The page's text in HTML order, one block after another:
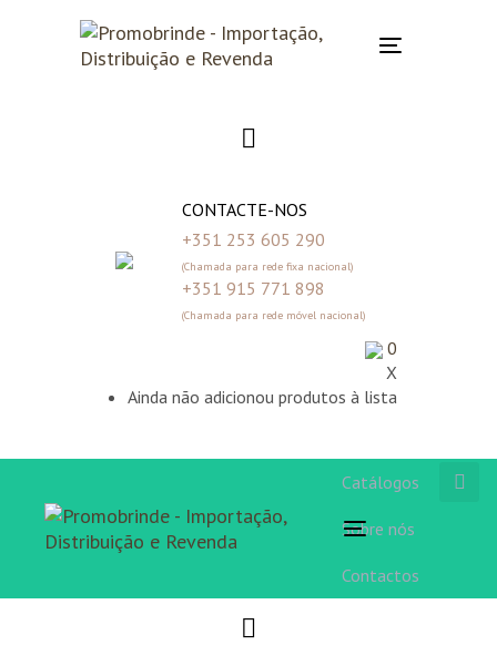
Toggle
CONTACTE-NOS
+351 253 605 290
(Chamada para rede fixa nacional)
+351 915 771 898
(Chamada para rede móvel nacional)
0
X
Ainda não adicionou produtos à lista
Toggle
Catálogos
Sobre nós
Contactos